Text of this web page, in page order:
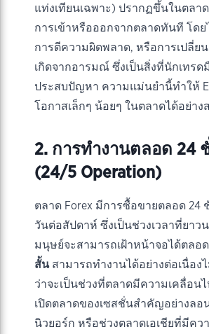
แท่งเทียนเฉพาะ) ปรากฏขึ้นในตลาด
การเข้าหรือออกจากตลาดทันที โดย
การตีความผิดพลาด, หรือการเปลี่ย
เกิดจากอารมณ์ ซึ่งเป็นสิ่งที่นักเทรด
ประสบปัญหา ความแม่นยำนี้ทำให้
โอกาสเล็กๆ น้อยๆ ในตลาดได้อย่าง
2. การทำงานตลอด 24
(24/5 Operation)
ตลาด Forex มีการซื้อขายตลอด 24
วันต่อสัปดาห์ ซึ่งเป็นช่วงเวลาที่ยาว
มนุษย์จะสามารถเฝ้าหน้าจอได้ตลอด
สั้นสามารถทำงานได้อย่างต่อเนื่อง
ว่าจะเป็นช่วงที่ตลาดมีความเคลื่อน
เปิดตลาดของเซสชั่นสำคัญอย่างลอ
นิวยอร์ก หรือช่วงตลาดเอเชียที่มีคว